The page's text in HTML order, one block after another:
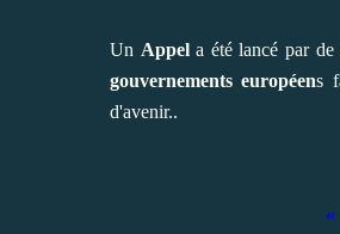
Un Appela été lancé par de
gouvernements européens
d'avenir..